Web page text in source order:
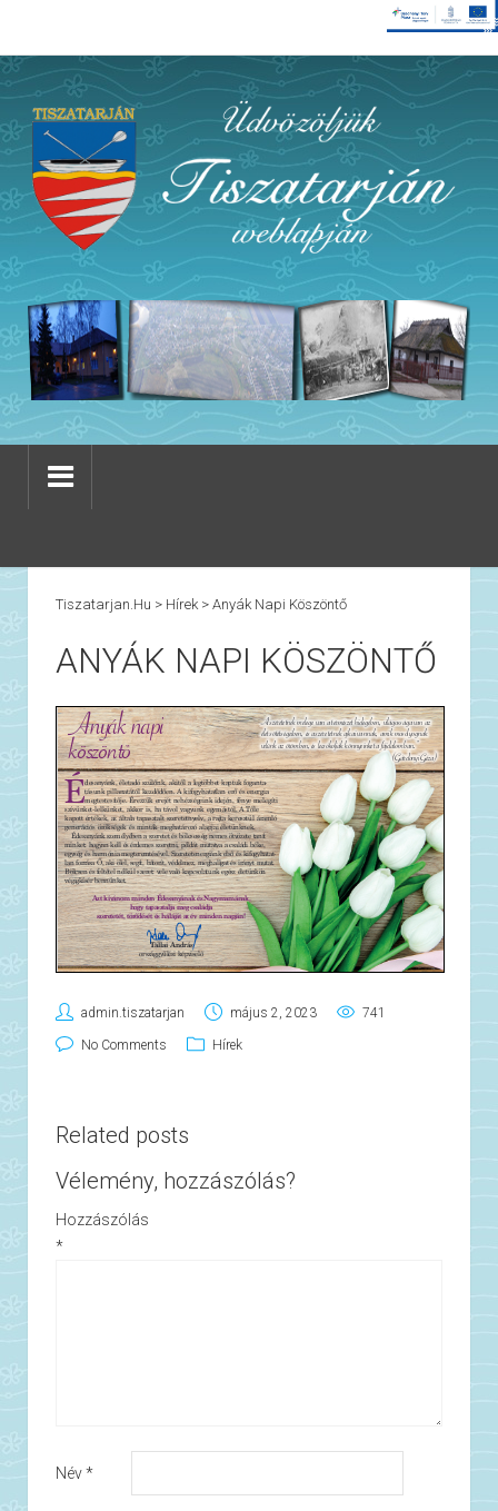
Tiszatarjan.hu > Hírek> Anyák Napi Köszöntő
ANYÁK NAPI KÖSZÖNTŐ
admin.tiszatarjan május 2, 2023 741
No Comments Hírek
Related posts
Vélemény, hozzászólás?
Hozzászólás
*
Név*